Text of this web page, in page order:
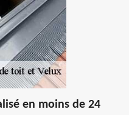
en moins de 24